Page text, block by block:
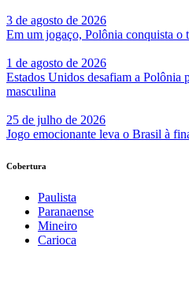
3 de agosto de 2026
Em um jogaço, Polônia conquista
1 de agosto de 2026
Estados Unidos desafiam a
masculina
25 de julho de 2026
Jogo emocionante leva o Brasil à
Cobertura
Paulista
Paranaense
Mineiro
Carioca